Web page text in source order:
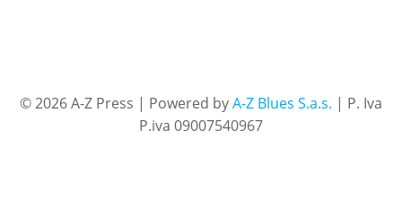
© 2026 A-Z Press | Powered byA-Z Blues S.a.s. | P. Iva
P.iva 09007540967